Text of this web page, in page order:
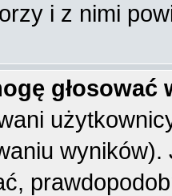
i z nimi
głosować